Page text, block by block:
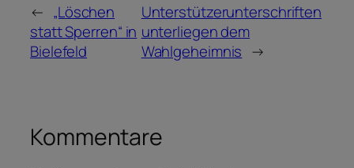
← „Löschen
statt Sperren“ in
Bielefeld
Unterstützerunterschriften
unterliegen dem
Wahlgeheimnis →
Kommentare